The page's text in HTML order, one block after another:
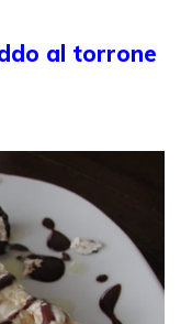
al torrone